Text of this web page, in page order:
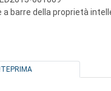
a barre della proprietà